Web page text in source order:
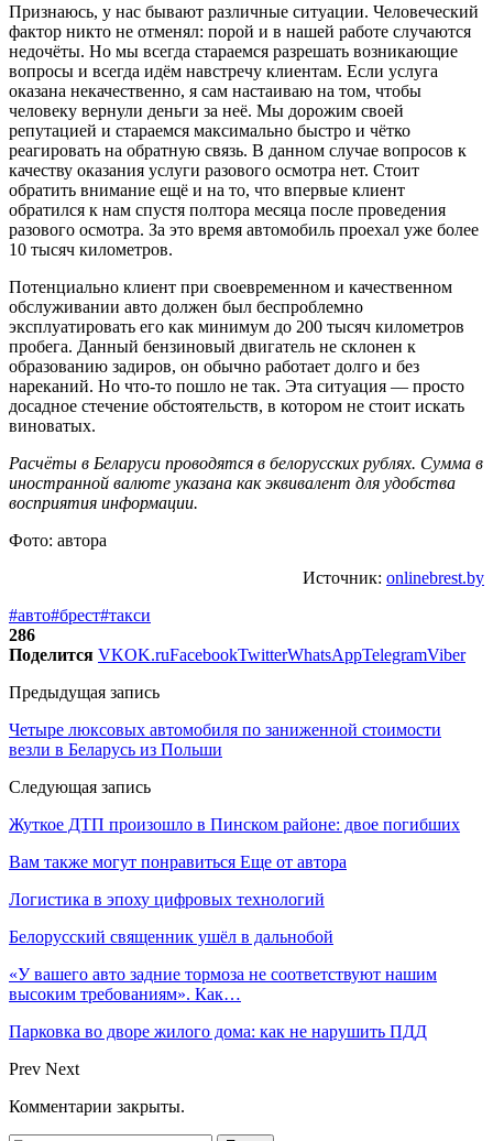
Признаюсь, у нас бывают различные ситуации. Человеческий
фактор никто не отменял: порой и в нашей работе случаются
недочёты. Но мы всегда стараемся разрешать возникающие
вопросы и всегда идём навстречу клиентам. Если услуга
оказана некачественно, я сам настаиваю на том, чтобы
человеку вернули деньги за неё. Мы дорожим своей
репутацией и стараемся максимально быстро и чётко
реагировать на обратную связь. В данном случае вопросов к
качеству оказания услуги разового осмотра нет. Стоит
обратить внимание ещё и на то, что впервые клиент
обратился к нам спустя полтора месяца после проведения
разового осмотра. За это время автомобиль проехал уже более
10 тысяч километров.
Потенциально клиент при своевременном и качественном
обслуживании авто должен был беспроблемно
эксплуатировать его как минимум до 200 тысяч километров
пробега. Данный бензиновый двигатель не склонен к
образованию задиров, он обычно работает долго и без
нареканий. Но что-то пошло не так. Эта ситуация — просто
досадное стечение обстоятельств, в котором не стоит искать
виноватых.
Расчёты в Беларуси проводятся в белорусских рублях. Сумма в
иностранной валюте указана как эквивалент для удобства
восприятия информации.
Фото: автора
Источник: onlinebrest.by
#авто#брест#такси
286
Поделится VKOK.ruFacebookTwitterWhatsAppTelegramViber
Предыдущая запись
Четыре люксовых автомобиля по заниженной стоимости
везли в Беларусь из Польши
Следующая запись
Жуткое ДТП произошло в Пинском районе: двое погибших
Вам также могут понравиться Еще от автора
Логистика в эпоху цифровых технологий
Белорусский священник ушёл в дальнобой
«У вашего авто задние тормоза не соответствуют нашим
высоким требованиям». Как…
Парковка во дворе жилого дома: как не нарушить ПДД
Prev Next
Комментарии закрыты.